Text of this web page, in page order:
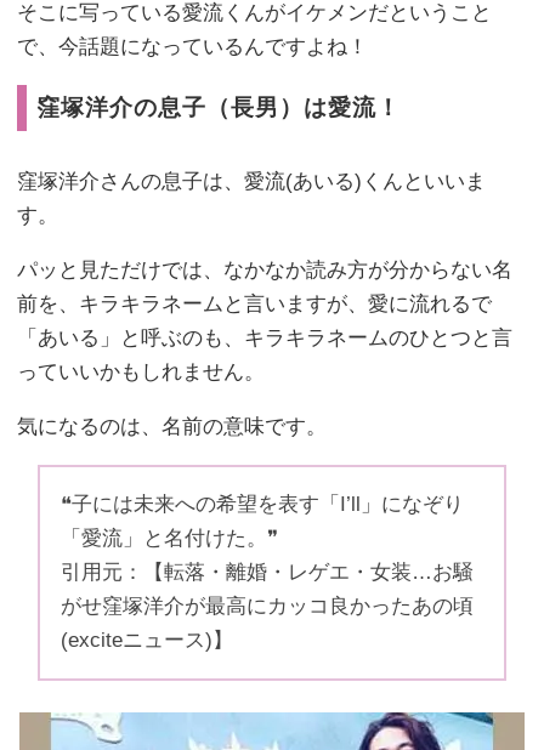
そこに写っている愛流くんがイケメンだということ
で、今話題になっているんですよね！
窪塚洋介の息子（長男）は愛流！
窪塚洋介さんの息子は、愛流(あいる)くんといいま
す。
パッと見ただけでは、なかなか読み方が分からない名
前を、キラキラネームと言いますが、愛に流れるで
「あいる」と呼ぶのも、キラキラネームのひとつと言
っていいかもしれません。
気になるのは、名前の意味です。
❝子には未来への希望を表す「I’ll」になぞり
「愛流」と名付けた。❞
引用元：【転落・離婚・レゲエ・女装…お騒
がせ窪塚洋介が最高にカッコ良かったあの頃
(exciteニュース)】